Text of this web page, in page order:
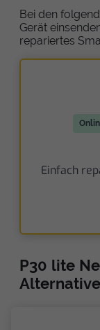
Bei den
Gerät
repariertes
Einfach
P30 lite